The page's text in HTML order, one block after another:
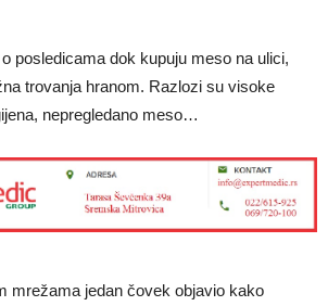
posledicama dok kupuju meso na ulici,
trovanja hranom. Razlozi su visoke
nepregledano meso…
mrežama jedan čovek objavio kako